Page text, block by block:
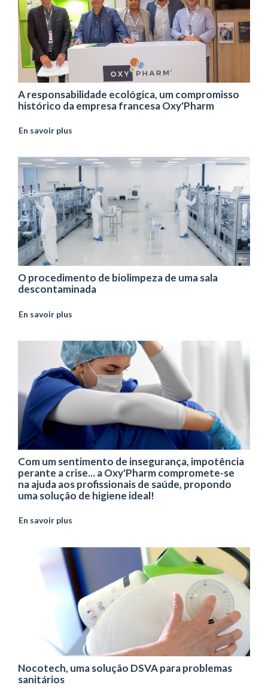
A responsabilidade ecológica, um compromisso
histórico da empresa francesa Oxy'Pharm
En savoir plus
O procedimento de biolimpeza de uma sala
descontaminada
En savoir plus
Com um sentimento de insegurança, impotência
perante a crise... a Oxy'Pharm compromete-se
na ajuda aos profissionais de saúde, propondo
uma solução de higiene ideal!
En savoir plus
Nocotech, uma solução DSVA para problemas
sanitários